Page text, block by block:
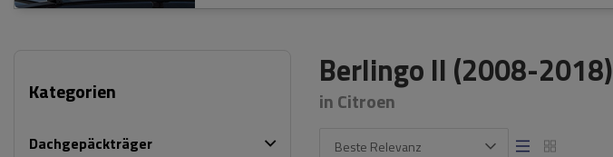
Kategorien
Dachgepäckträger
Berlingo II (2008-2018)
in Citroen
Beste Relevanz